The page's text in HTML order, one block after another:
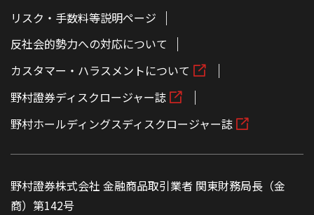
リスク・手数料等説明ページ
反社会的勢力への対応について
カスタマー・ハラスメントについて
野村證券ディスクロージャー誌
野村ホールディングスディスクロージャー誌
野村證券株式会社 金融商品取引業者 関東財務局長（金
商）第142号